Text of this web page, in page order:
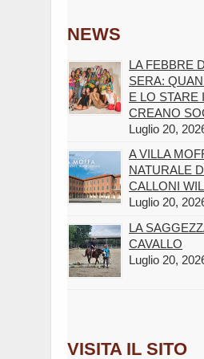
NEWS
LA FEBBRE
SERA:
E LO STARE
CREANO
Luglio 20,
A VILLA
NATURALE
CALLONI
Luglio 20,
LA
CAVALLO
Luglio 20,
VISITA IL SITO